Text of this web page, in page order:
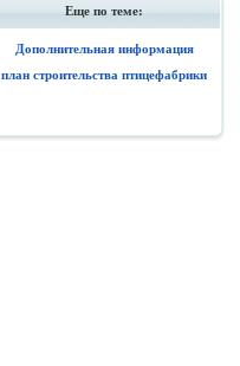
Еще по теме:
Дополнительная информация
план строительства птицефабрики